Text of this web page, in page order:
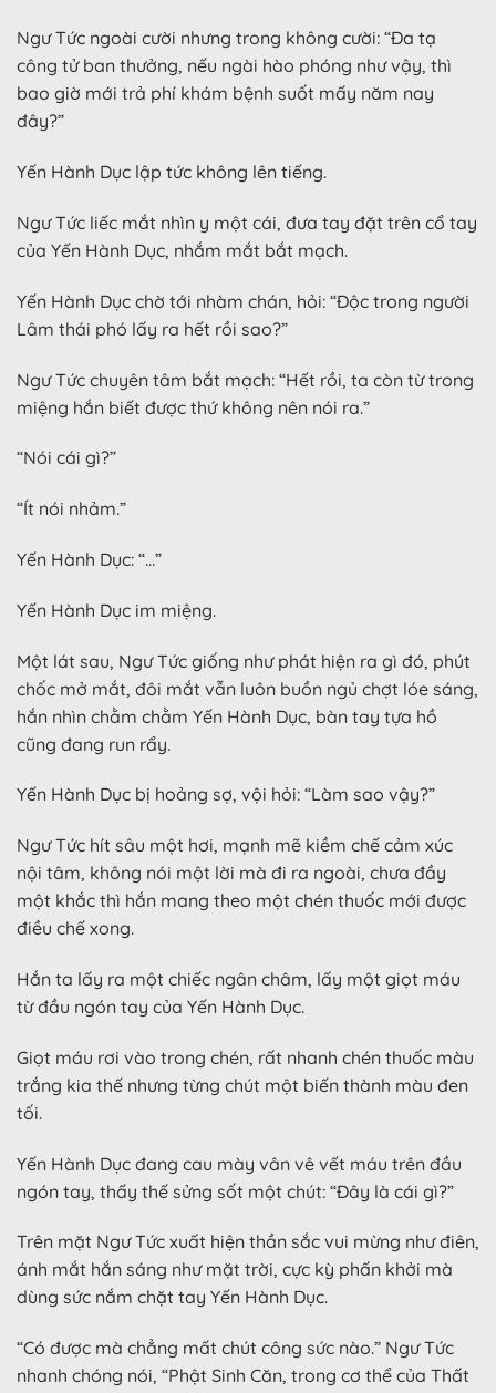
Ngư Tức ngoài cười nhưng trong không cười: “Đa tạ
công tử ban thưởng, nếu ngài hào phóng như vậy, thì
bao giờ mới trả phí khám bệnh suốt mấy năm nay
đây?”
Yến Hành Dục lập tức không lên tiếng.
Ngư Tức liếc mắt nhìn y một cái, đưa tay đặt trên cổ tay
của Yến Hành Dục, nhắm mắt bắt mạch.
Yến Hành Dục chờ tới nhàm chán, hỏi: “Độc trong người
Lâm thái phó lấy ra hết rồi sao?”
Ngư Tức chuyên tâm bắt mạch: “Hết rồi, ta còn từ trong
miệng hắn biết được thứ không nên nói ra.”
“Nói cái gì?”
“Ít nói nhảm.”
Yến Hành Dục: “…”
Yến Hành Dục im miệng.
Một lát sau, Ngư Tức giống như phát hiện ra gì đó, phút
chốc mở mắt, đôi mắt vẫn luôn buồn ngủ chợt lóe sáng,
hắn nhìn chằm chằm Yến Hành Dục, bàn tay tựa hồ
cũng đang run rẩy.
Yến Hành Dục bị hoảng sợ, vội hỏi: “Làm sao vậy?”
Ngư Tức hít sâu một hơi, mạnh mẽ kiềm chế cảm xúc
nội tâm, không nói một lời mà đi ra ngoài, chưa đầy
một khắc thì hắn mang theo một chén thuốc mới được
điều chế xong.
Hắn ta lấy ra một chiếc ngân châm, lấy một giọt máu
từ đầu ngón tay của Yến Hành Dục.
Giọt máu rơi vào trong chén, rất nhanh chén thuốc màu
trắng kia thế nhưng từng chút một biến thành màu đen
tối.
Yến Hành Dục đang cau mày vân vê vết máu trên đầu
ngón tay, thấy thế sửng sốt một chút: “Đây là cái gì?”
Trên mặt Ngư Tức xuất hiện thần sắc vui mừng như điên,
ánh mắt hắn sáng như mặt trời, cực kỳ phấn khởi mà
dùng sức nắm chặt tay Yến Hành Dục.
“Có được mà chẳng mất chút công sức nào.” Ngư Tức
nhanh chóng nói, “Phật Sinh Căn, trong cơ thể của Thất